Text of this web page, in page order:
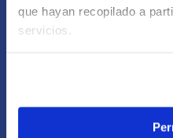
que hayan recopilado a
servicios.
Acerca de Nosotros